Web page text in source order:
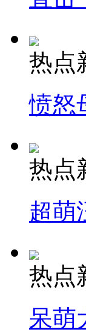
热点
愤怒
热点
超萌
热点
呆萌